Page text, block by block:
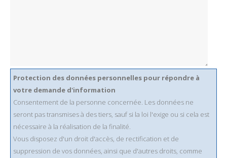
Protection des données personnelles pour répondre à
votre demande d'information
Consentement de la personne concernée. Les données ne
seront pas transmises à des tiers, sauf si la loi l'exige ou si cela est
nécessaire à la réalisation de la finalité.
Vous disposez d'un droit d'accès, de rectification et de
suppression de vos données, ainsi que d'autres droits, comme